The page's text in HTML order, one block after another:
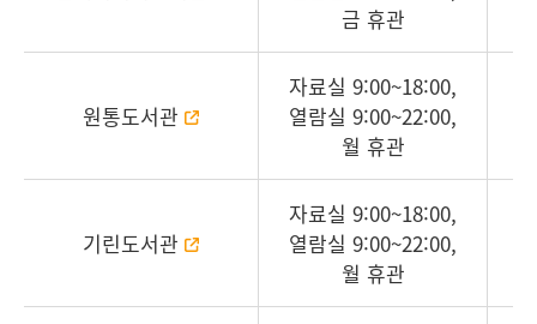
금 휴관
원통도서관
자료실 9:00~18:00,
열람실 9:00~22:00,
월 휴관
기린도서관
자료실 9:00~18:00,
열람실 9:00~22:00,
월 휴관